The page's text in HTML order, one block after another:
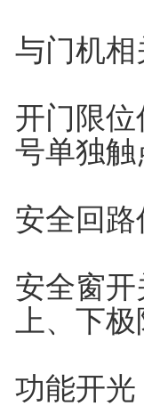
与门机
开门限
号单独
安全回
安全窗
上、下
功能开光